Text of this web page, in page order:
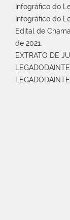
Infográfico do
Infográfico do
Edital de
de 2021.
EXTRATO DE